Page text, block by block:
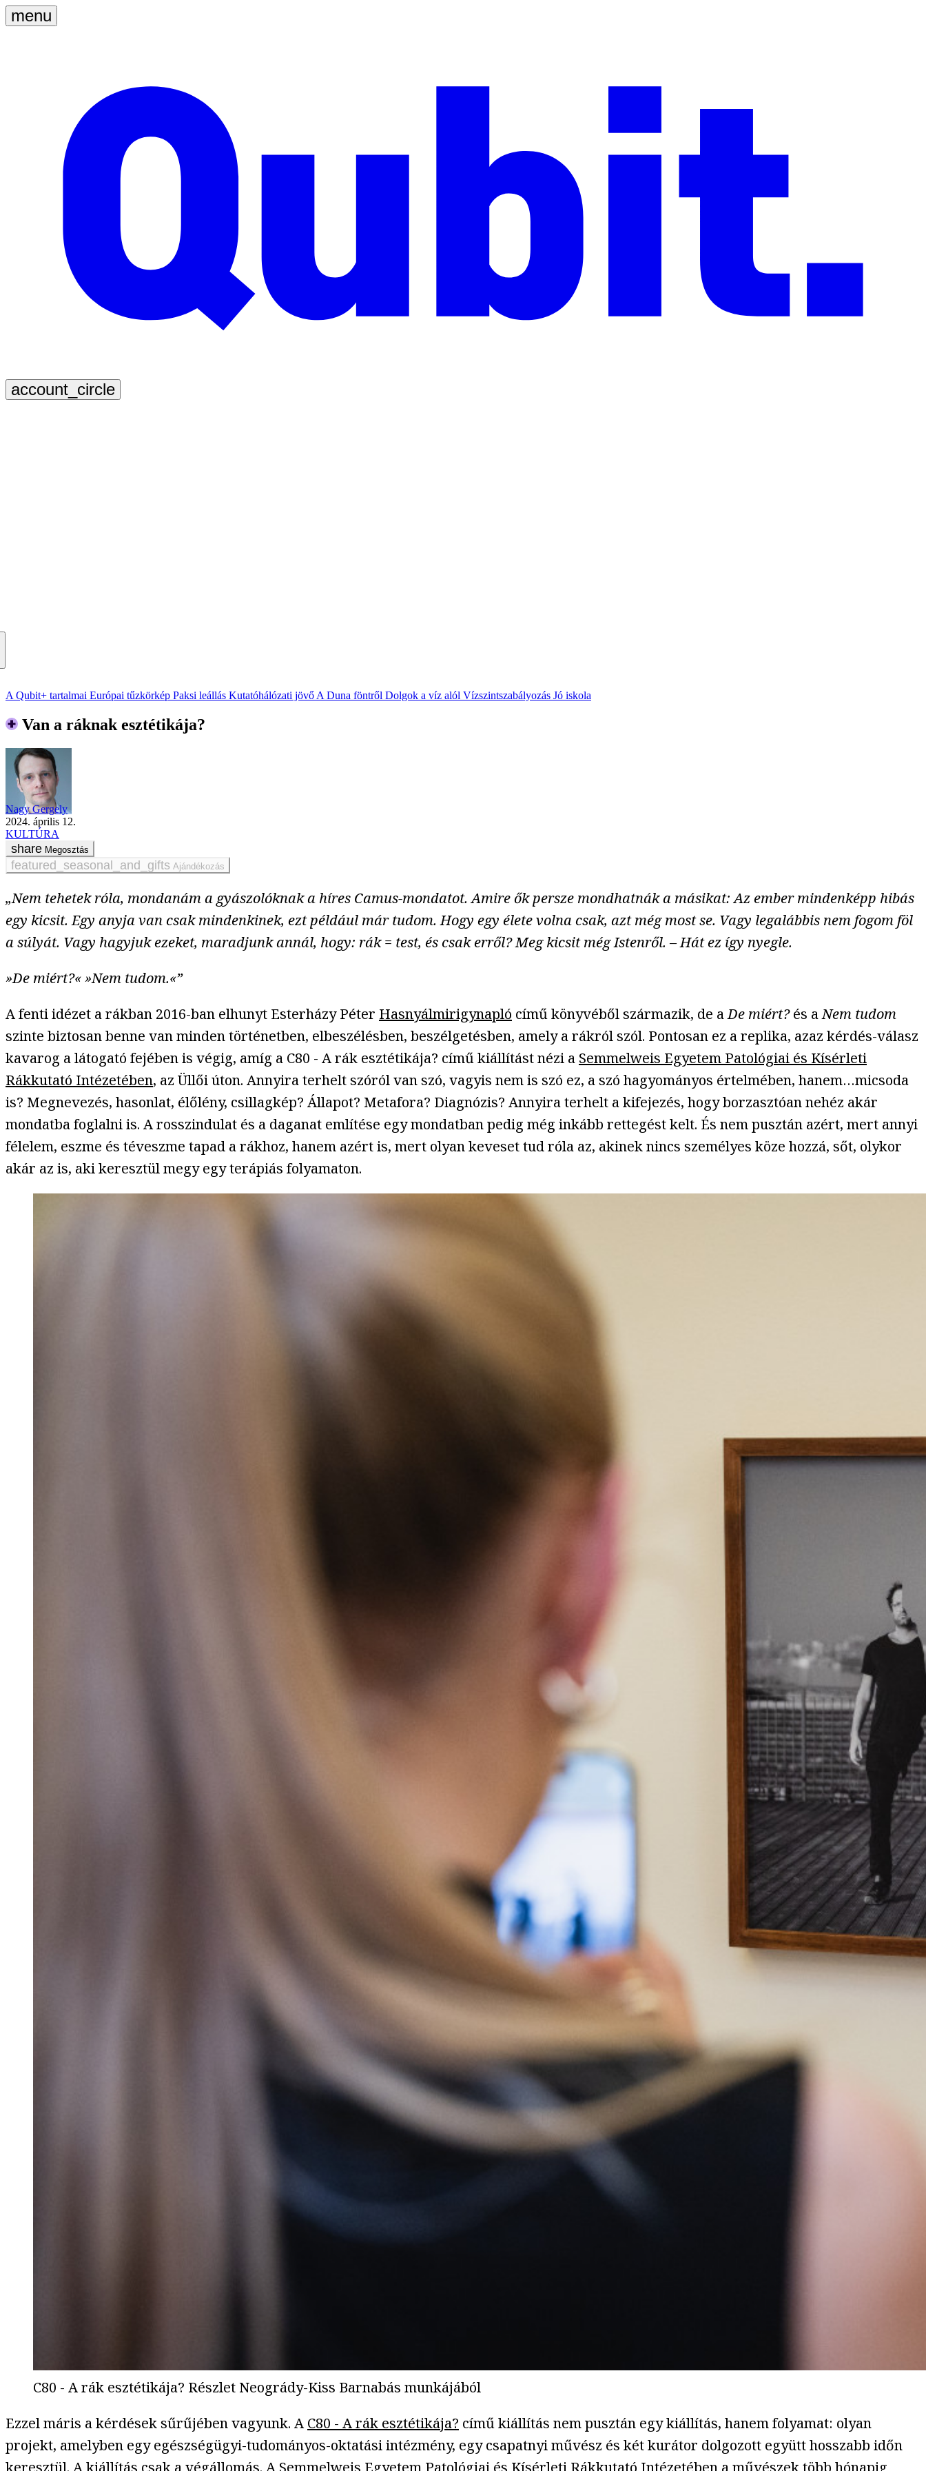
A Qubit+ tartalmai Európai tűzkörkép Paksi leállás Kutatóhálózati jövő A Duna föntről Dolgok a víz alól Vízszintszabályozás Jó iskola
Van a ráknak esztétikája?
Nagy Gergely
2024. április 12.
KULTÚRA
Megosztás
Ajándékozás
„Nem tehetek róla, mondanám a gyászolóknak a híres Camus-mondatot. Amire ők persze mondhatnák a másikat: Az ember mindenképp hibás
egy kicsit. Egy anyja van csak mindenkinek, ezt például már tudom. Hogy egy élete volna csak, azt még most se. Vagy legalábbis nem fogom föl
a súlyát. Vagy hagyjuk ezeket, maradjunk annál, hogy: rák = test, és csak erről? Meg kicsit még Istenről. – Hát ez így nyegle.
»De miért?« »Nem tudom.«”
A fenti idézet a rákban 2016-ban elhunyt Esterházy Péter Hasnyálmirigynapló című könyvéből származik, de aDe miért?és aNem tudom
szinte biztosan benne van minden történetben, elbeszélésben, beszélgetésben, amely a rákról szól. Pontosan ez a replika, azaz kérdés-válasz
kavarog a látogató fejében is végig, amíg a C80 - A rák esztétikája? című kiállítást nézi a Semmelweis Egyetem Patológiai és Kísérleti
Rákkutató Intézetében, az Üllői úton. Annyira terhelt szóról van szó, vagyis nem is szó ez, a szó hagyományos értelmében, hanem…micsoda
is? Megnevezés, hasonlat, élőlény, csillagkép? Állapot? Metafora? Diagnózis? Annyira terhelt a kifejezés, hogy borzasztóan nehéz akár
mondatba foglalni is. A rosszindulat és a daganat említése egy mondatban pedig még inkább rettegést kelt. És nem pusztán azért, mert annyi
félelem, eszme és téveszme tapad a rákhoz, hanem azért is, mert olyan keveset tud róla az, akinek nincs személyes köze hozzá, sőt, olykor
akár az is, aki keresztül megy egy terápiás folyamaton.
C80 - A rák esztétikája? Részlet Neogrády-Kiss Barnabás munkájából
Ezzel máris a kérdések sűrűjében vagyunk. AC80 - A rák esztétikája? című kiállítás nem pusztán egy kiállítás, hanem folyamat: olyan
projekt, amelyben egy egészségügyi-tudományos-oktatási intézmény, egy csapatnyi művész és két kurátor dolgozott együtt hosszabb időn
keresztül. A kiállítás csak a végállomás. A Semmelweis Egyetem Patológiai és Kísérleti Rákkutató Intézetében a művészek több hónapig